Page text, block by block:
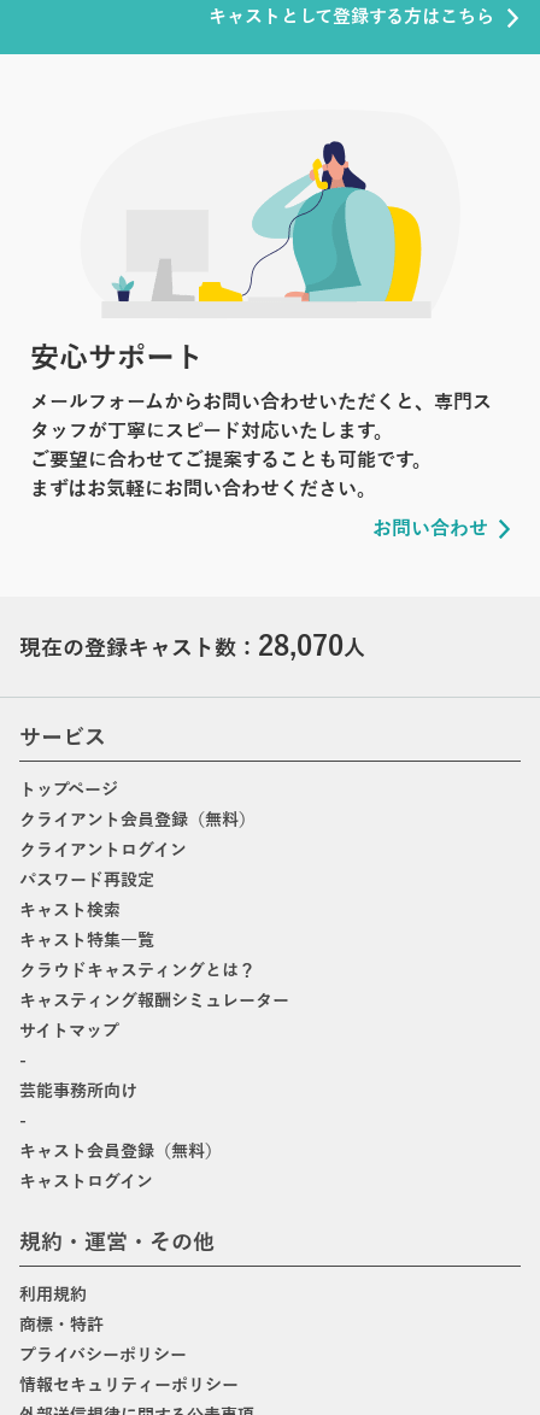
キャストとして登録する方はこちら
安心サポート
メールフォームからお問い合わせいただくと、専門ス
タッフが丁寧にスピード対応いたします。
ご要望に合わせてご提案することも可能です。
まずはお気軽にお問い合わせください。
お問い合わせ
現在の登録キャスト数： 28,070人
サービス
トップページ
クライアント会員登録（無料）
クライアントログイン
パスワード再設定
キャスト検索
キャスト特集一覧
クラウドキャスティングとは？
キャスティング報酬シミュレーター
サイトマップ
-
芸能事務所向け
-
キャスト会員登録（無料）
キャストログイン
規約・運営・その他
利用規約
商標・特許
プライバシーポリシー
情報セキュリティーポリシー